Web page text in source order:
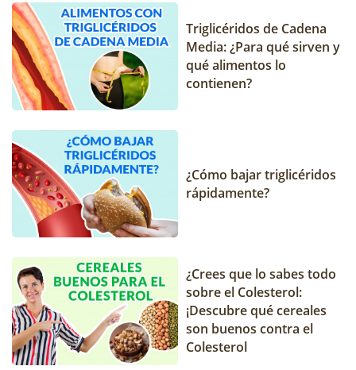
Triglicéridos de Cadena
Media: ¿Para qué sirven y
qué alimentos lo
contienen?
¿Cómo bajar triglicéridos
rápidamente?
¿Crees que lo sabes todo
sobre el Colesterol:
¡Descubre qué cereales
son buenos contra el
Colesterol